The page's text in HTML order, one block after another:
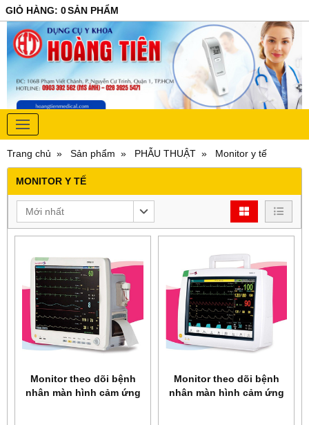
GIỎ HÀNG: 0SẢN PHẨM
Trang chủ Sản phẩm PHẪU THUẬT Monitor y tế
MONITOR Y TẾ
Mới nhất
Monitor theo dõi bệnh
nhân màn hình cảm ứng
Monitor theo dõi bệnh
nhân màn hình cảm ứng